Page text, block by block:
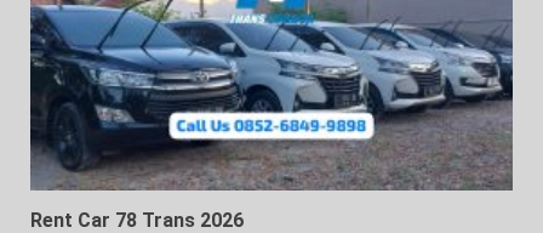
Rent Car 78 Trans 2026